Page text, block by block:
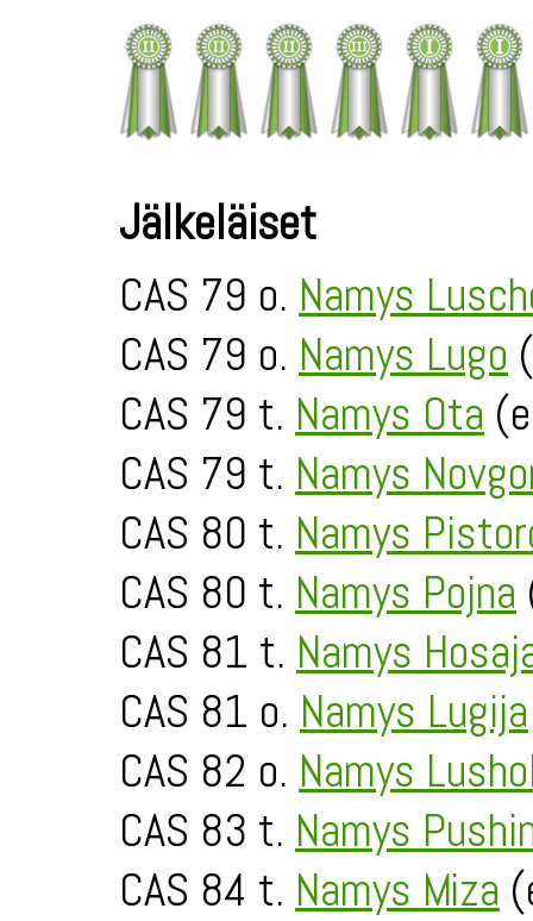
Jälkeläiset
CAS 79 o. Namys
CAS 79 o. Namys Lugo
CAS 79 t. Namys Ota
CAS 79 t. Namys
CAS 80 t. Namys
CAS 80 t. Namys Pojna
CAS 81 t. Namys
CAS 81 o. Namys Lugija
CAS 82 o. Namys
CAS 83 t. Namys
CAS 84 t. Namys Miza